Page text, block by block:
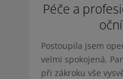
Péče a
Postoupila jsem
velmi spokojená.
při zákroku vše